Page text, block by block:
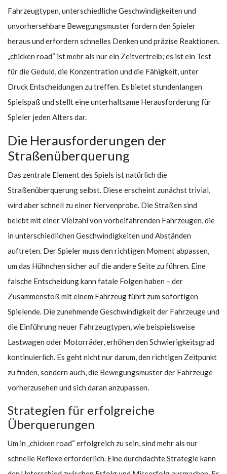
Fahrzeugtypen, unterschiedliche Geschwindigkeiten und
unvorhersehbare Bewegungsmuster fordern den Spieler
heraus und erfordern schnelles Denken und präzise Reaktionen.
„chicken road“ ist mehr als nur ein Zeitvertreib; es ist ein Test
für die Geduld, die Konzentration und die Fähigkeit, unter
Druck Entscheidungen zu treffen. Es bietet stundenlangen
Spielspaß und stellt eine unterhaltsame Herausforderung für
Spieler jeden Alters dar.
Die Herausforderungen der
Straßenüberquerung
Das zentrale Element des Spiels ist natürlich die
Straßenüberquerung selbst. Diese erscheint zunächst trivial,
wird aber schnell zu einer Nervenprobe. Die Straßen sind
belebt mit einer Vielzahl von vorbeifahrenden Fahrzeugen, die
in unterschiedlichen Geschwindigkeiten und Abständen
auftreten. Der Spieler muss den richtigen Moment abpassen,
um das Hühnchen sicher auf die andere Seite zu führen. Eine
falsche Entscheidung kann fatale Folgen haben – der
Zusammenstoß mit einem Fahrzeug führt zum sofortigen
Spielende. Die zunehmende Geschwindigkeit der Fahrzeuge und
die Einführung neuer Fahrzeugtypen, wie beispielsweise
Lastwagen oder Motorräder, erhöhen den Schwierigkeitsgrad
kontinuierlich. Es geht nicht nur darum, den richtigen Zeitpunkt
zu finden, sondern auch, die Bewegungsmuster der Fahrzeuge
vorherzusehen und sich daran anzupassen.
Strategien für erfolgreiche
Überquerungen
Um in „chicken road“ erfolgreich zu sein, sind mehr als nur
schnelle Reflexe erforderlich. Eine durchdachte Strategie kann